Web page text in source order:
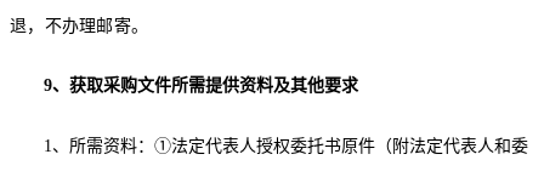
退，不办理邮寄。
9、获取采购文件所需提供资料及其他要求
1、所需资料：①法定代表人授权委托书原件（附法定代表人和委